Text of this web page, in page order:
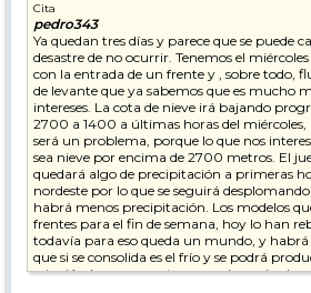
Cita
pedro343
Ya quedan tres días y parece que se puede
desastre de no ocurrir. Tenemos el
con la entrada de un frente y , sobre todo,
de levante que ya sabemos que es mucho
intereses. La cota de nieve irá bajando
2700 a 1400 a últimas horas del miércoles,
será un problema, porque lo que nos
sea nieve por encima de 2700 metros. El
quedará algo de precipitación a primeras
nordeste por lo que se seguirá
habrá menos precipitación. Los modelos
frentes para el fin de semana, hoy lo han
todavía para eso queda un mundo, y
que si se consolida es el frío y se podrá
estación (seguramente se empiece a